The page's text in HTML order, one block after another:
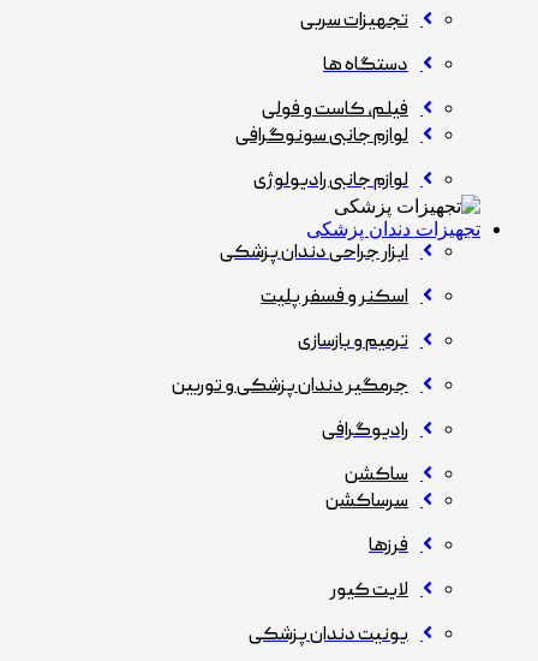
تجهیزات سربی
دستگاه ها
فیلم، کاست و فولی
لوازم جانبی سونوگرافی
لوازم جانبی رادیولوژی
تجهیزات دندان پزشکی
ابزار جراحی دندان پزشکی
اسکنر و فسفر پلیت
ترمیم و بازسازی
جرمگیر دندان پزشکی و توربین
رادیوگرافی
ساکشن
سرساکشن
فرزها
لایت کیور
یونیت دندان پزشکی